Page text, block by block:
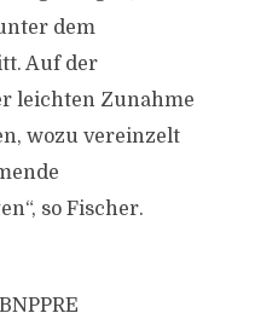
dem
Auf der
leichten Zunahme
wozu vereinzelt
so Fischer.